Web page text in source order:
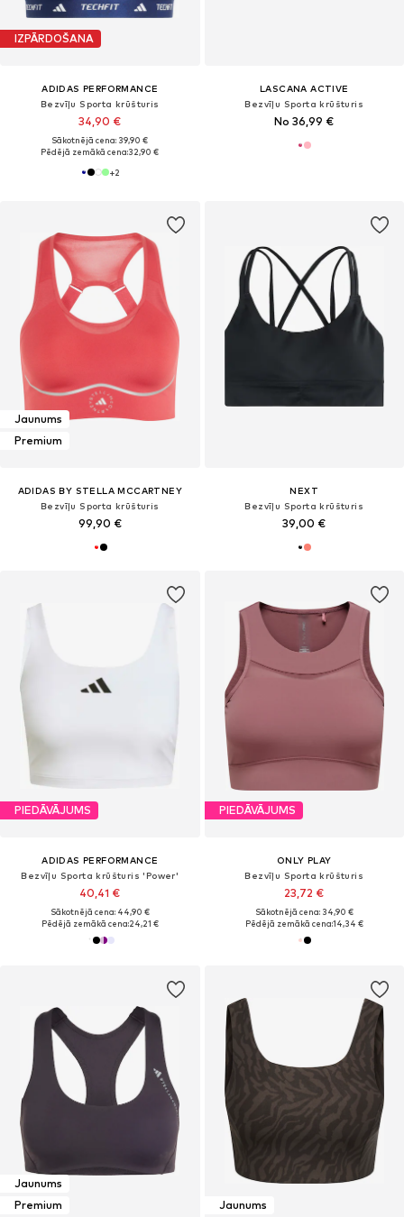
IZPĀRDOŠANA
ADIDAS PERFORMANCE
Bezvīļu Sporta krūšturis
34,90 €
Sākotnējā cena: 39,90 €
Pēdējā zemākā cena:32,90 €
+2
LASCANA ACTIVE
Bezvīļu Sporta krūšturis
No 36,99 €
Jaunums
Premium
ADIDAS BY STELLA MCCARTNEY
Bezvīļu Sporta krūšturis
99,90 €
NEXT
Bezvīļu Sporta krūšturis
39,00 €
PIEDĀVĀJUMS
ADIDAS PERFORMANCE
Bezvīļu Sporta krūšturis 'Power'
40,41 €
Sākotnējā cena: 44,90 €
Pēdējā zemākā cena:24,21 €
PIEDĀVĀJUMS
ONLY PLAY
Bezvīļu Sporta krūšturis
23,72 €
Sākotnējā cena: 34,90 €
Pēdējā zemākā cena:14,34 €
Jaunums
Premium
Jaunums